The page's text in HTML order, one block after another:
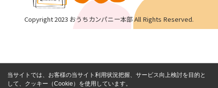
Copyright 2023 おうちカンパニー本部 All Rights Reserved.
当サイトでは、お客様の当サイト利用状況把握、サービス向上検討を目的と
して、クッキー（Cookie）を使用しています。